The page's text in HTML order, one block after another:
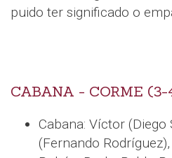
puido ter significado o
CABANA - CORME (3-
Cabana: Víctor (Diego
(Fernando